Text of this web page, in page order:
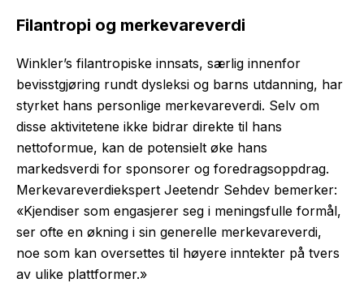
Filantropi og merkevareverdi
Winkler’s filantropiske innsats, særlig innenfor
bevisstgjøring rundt dysleksi og barns utdanning, har
styrket hans personlige merkevareverdi. Selv om
disse aktivitetene ikke bidrar direkte til hans
nettoformue, kan de potensielt øke hans
markedsverdi for sponsorer og foredragsoppdrag.
Merkevareverdiekspert Jeetendr Sehdev bemerker:
«Kjendiser som engasjerer seg i meningsfulle formål,
ser ofte en økning i sin generelle merkevareverdi,
noe som kan oversettes til høyere inntekter på tvers
av ulike plattformer.»